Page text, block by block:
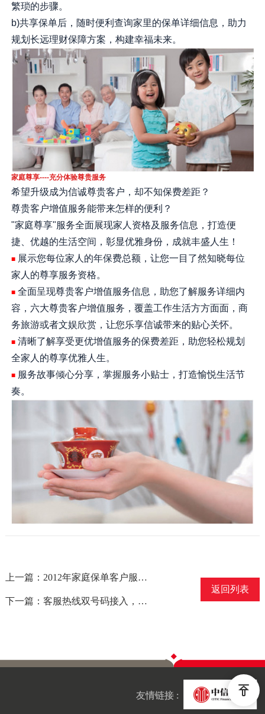
繁琐的步骤。
b)共享保单后，随时便利查询家里的保单详细信息，助力
规划长远理财保障方案，构建幸福未来。
家庭尊享----充分体验尊贵服务
希望升级成为信诚尊贵客户，却不知保费差距？
尊贵客户增值服务能带来怎样的便利？
"家庭尊享"服务全面展现家人资格及服务信息，打造便
捷、优越的生活空间，彰显优雅身份，成就丰盛人生！
■展示您每位家人的年保费总额，让您一目了然知晓每位
家人的尊享服务资格。
■全面呈现尊贵客户增值服务信息，助您了解服务详细内
容，六大尊贵客户增值服务，覆盖工作生活方方面面，商
务旅游或者文娱欣赏，让您乐享信诚带来的贴心关怀。
■清晰了解享受更优增值服务的保费差距，助您轻松规划
全家人的尊享优雅人生。
■服务故事倾心分享，掌握服务小贴士，打造愉悦生活节
奏。
上一篇：2012年家庭保单客户服务活动第三批中奖名单公布
下一篇：客服热线双号码接入，服务轻松便捷
返回列表
友情链接 :